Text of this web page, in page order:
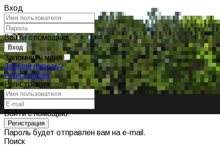
Вход
Войти с помощью:
Запомнить меня
Забыли пароль?
Регистрация
Регистрация
Войти с помощью:
Пароль будет отправлен вам на e-mail.
Поиск